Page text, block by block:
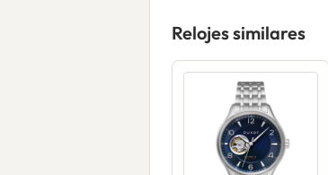
Relojes similares